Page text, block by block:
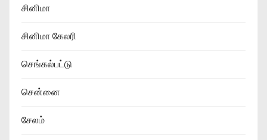
சினிமா
சினிமா கேலரி
செங்கல்பட்டு
சென்னை
சேலம்